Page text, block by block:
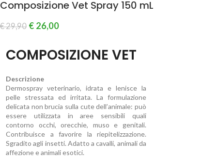
Composizione Vet Spray 150 mL
€29,90 € 26,00
COMPOSIZIONE VET
Descrizione
Dermospray veterinario, idrata e lenisce la
pelle stressata ed irritata. La formulazione
delicata non brucia sulla cute dell’animale: può
essere utilizzata in aree sensibili quali
contorno occhi, orecchie, muso e genitali.
Contribuisce a favorire la riepitelizzazione.
Sgradito agli insetti. Adatto a cavalli, animali da
affezione e animali esotici.